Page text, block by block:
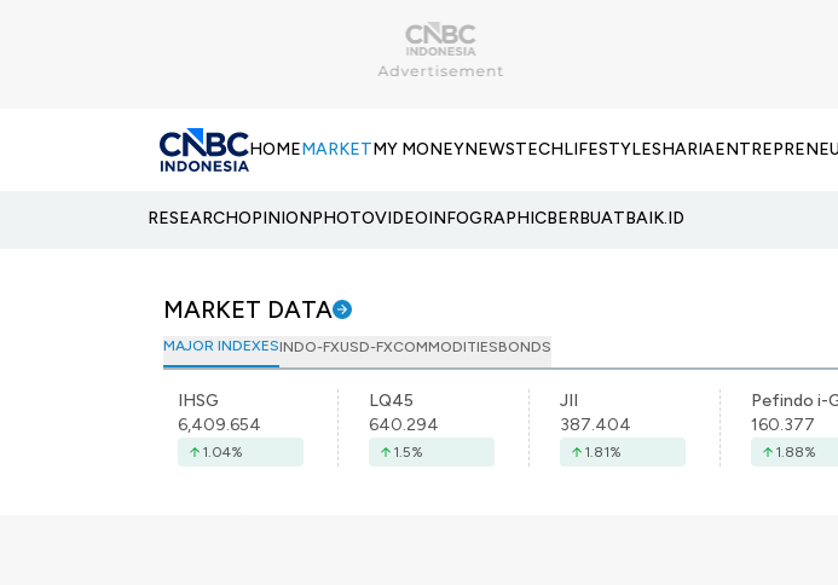
HOMEMARKETMY MONEYNEWSTECHLIFESTYLESHARIA
RESEARCHOPINIONPHOTOVIDEOINFOGRAPHICBERBUATBAIK.ID
MARKET DATA
MAJOR INDEXESINDO-FXUSD-FXCOMMODITIESBONDS
IHSG
6,409.654
1.04%
LQ45
640.294
1.5%
JII
387.404
1.81%
Pefindo i-
160.377
1.88%